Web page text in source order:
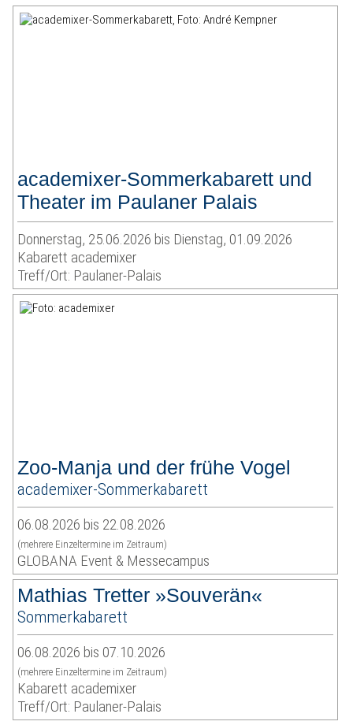
academixer-Sommerkabarett und
Theater im Paulaner Palais
Donnerstag, 25.06.2026 bis Dienstag, 01.09.2026
Kabarett academixer
Treff/Ort: Paulaner-Palais
Zoo-Manja und der frühe Vogel
academixer-Sommerkabarett
06.08.2026 bis 22.08.2026
(mehrere Einzeltermine im Zeitraum)
GLOBANA Event & Messecampus
Mathias Tretter »Souverän«
Sommerkabarett
06.08.2026 bis 07.10.2026
(mehrere Einzeltermine im Zeitraum)
Kabarett academixer
Treff/Ort: Paulaner-Palais